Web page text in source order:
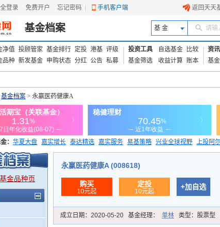
登录 免费开户 忘记密码 手机客户端 返回天天
基金档案 基 金 请输
净值 投顾管家 基金排行 定投 港基 评级
品种 新发基金 申购状态 分红 公告 私募
投资工具 自选基金
比较
基金筛选
收益计算 账本
资
基
基金档案 > 永赢医药健康A
： 华夏大盘 嘉实增长 泰达精选 嘉实服务 易基策略 兴业全球视野 上投阿
利 上证180价值ETF
金品种页
永赢医药健康A (008618)
购买
10元起
定投
10元起
+加自选
成立日期： 2020-05-20 基金经理： 单林 类型： 股票型